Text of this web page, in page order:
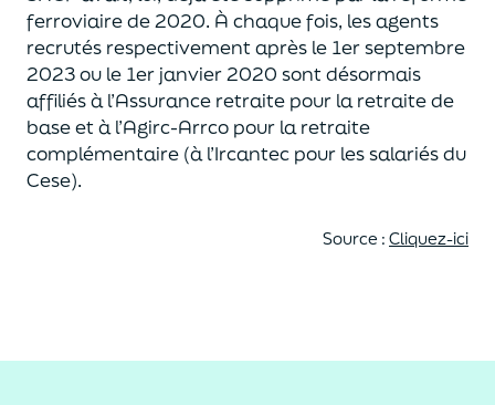
ferroviaire de 2020. À chaque fois, les agents
recrutés respectivement après le 1erseptembre
2023 ou le 1er janvier 2020 sont désormais
affiliés à l’Assurance retraite pour la retraite de
base et à l’Agirc-Arrco pour la retraite
complémentaire (à l’Ircantec pour les salariés du
Cese).
Source : Cliquez-ici